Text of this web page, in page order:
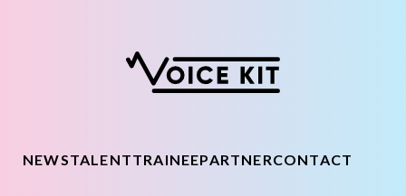
NEWSTALENTTRAINEEPARTNERCONTACT